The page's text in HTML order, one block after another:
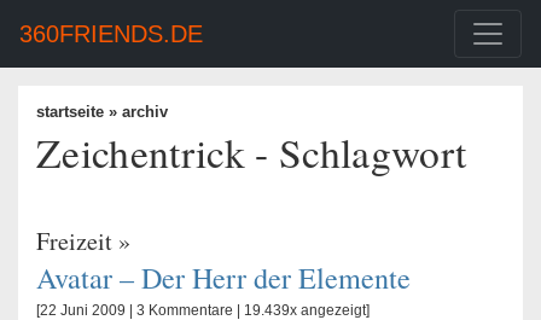
360FRIENDS.DE
startseite » archiv
Zeichentrick - Schlagwort
Freizeit »
Avatar – Der Herr der Elemente
[22 Juni 2009 | 3 Kommentare | 19.439x angezeigt]